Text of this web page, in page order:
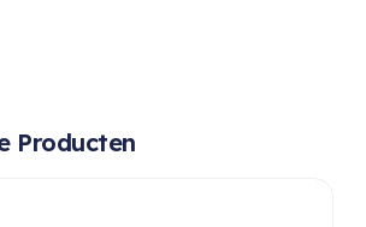
Producten